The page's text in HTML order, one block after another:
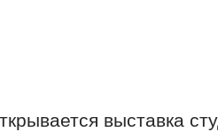
выставка